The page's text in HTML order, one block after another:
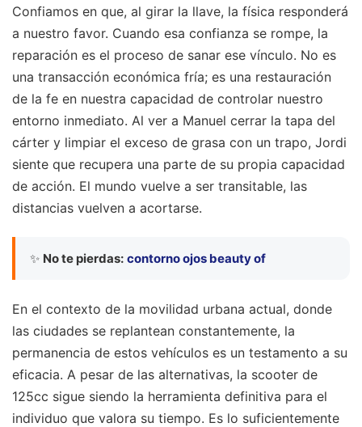
Confiamos en que, al girar la llave, la física responderá
a nuestro favor. Cuando esa confianza se rompe, la
reparación es el proceso de sanar ese vínculo. No es
una transacción económica fría; es una restauración
de la fe en nuestra capacidad de controlar nuestro
entorno inmediato. Al ver a Manuel cerrar la tapa del
cárter y limpiar el exceso de grasa con un trapo, Jordi
siente que recupera una parte de su propia capacidad
de acción. El mundo vuelve a ser transitable, las
distancias vuelven a acortarse.
✨ No te pierdas: contorno ojos beauty of
En el contexto de la movilidad urbana actual, donde
las ciudades se replantean constantemente, la
permanencia de estos vehículos es un testamento a su
eficacia. A pesar de las alternativas, la scooter de
125cc sigue siendo la herramienta definitiva para el
individuo que valora su tiempo. Es lo suficientemente